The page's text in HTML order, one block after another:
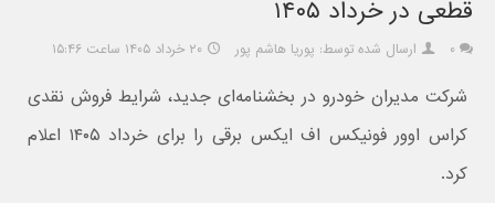
قطعی در خرداد ۱۴۰۵
۰ ارسال شده توسط: پوریا هاشم پور ۲۰ خرداد ۱۴۰۵ ساعت ۱۵:۴۶
شرکت مدیران خودرو در بخشنامه‌ای جدید، شرایط فروش نقدی
کراس اوور فونیکس اف ایکس برقی را برای خرداد ۱۴۰۵ اعلام
کرد.